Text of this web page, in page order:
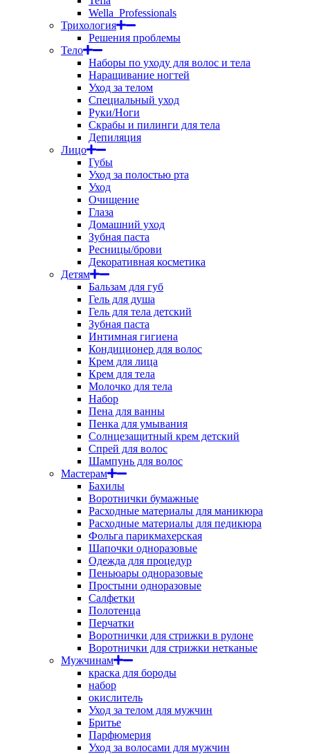
Wella_Professionals
Трихология
Решения проблемы
Тело
Наборы по уходу для волос и тела
Наращивание ногтей
Уход за телом
Специальный уход
Руки/Ноги
Скрабы и пилинги для тела
Депиляция
Лицо
Губы
Уход за полостью рта
Уход
Очищение
Глаза
Домашний уход
Зубная паста
Ресницы/брови
Декоративная косметика
Детям
Бальзам для губ
Гель для душа
Гель для тела детский
Зубная паста
Интимная гигиена
Кондиционер для волос
Крем для лица
Крем для тела
Молочко для тела
Набор
Пена для ванны
Пенка для умывания
Солнцезащитный крем детский
Спрей для волос
Шампунь для волос
Мастерам
Бахилы
Воротнички бумажные
Расходные материалы для маникюра
Расходные материалы для педикюра
Фольга парикмахерская
Шапочки одноразовые
Одежда для процедур
Пеньюары одноразовые
Простыни одноразовые
Салфетки
Полотенца
Перчатки
Воротнички для стрижки в рулоне
Воротнички для стрижки нетканые
Мужчинам
краска для бороды
набор
окислитель
Уход за телом для мужчин
Бритье
Парфюмерия
Уход за волосами для мужчин